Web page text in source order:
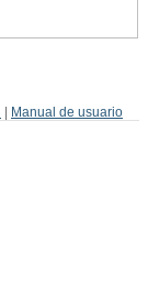
Manual de usuario